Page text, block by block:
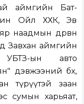
аймгийн Бат-
Ойл ХХК, Эв
наадмын дөрвөн
Завхан аймгийн
ын авто
дэвжээний бөх,
түрүүтэй заан
сумын харьяат,